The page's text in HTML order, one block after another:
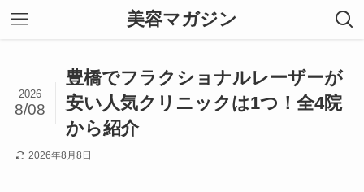
美容マガジン
豊橋でフラクショナルレーザーが
安い人気クリニックは1つ！全4院
から紹介
2026
8/08
2026年8月8日